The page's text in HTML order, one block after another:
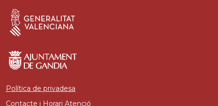
Política de privadesa
Contacte i Horari Atenció